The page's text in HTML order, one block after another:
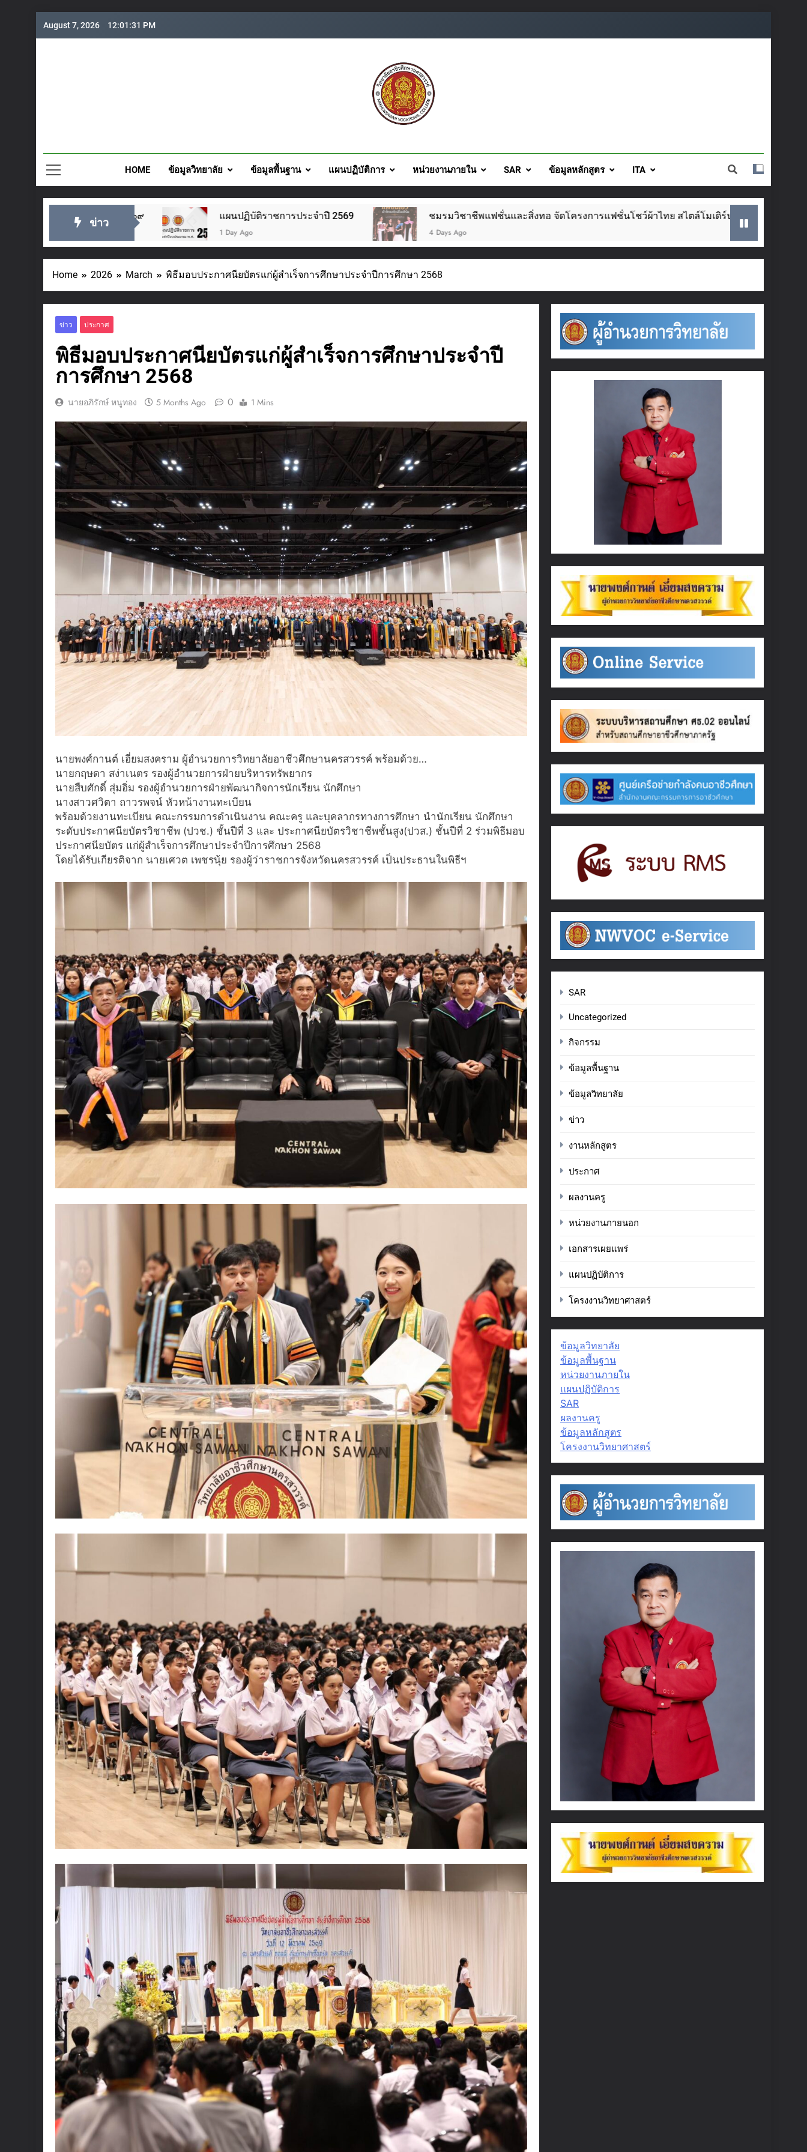
August 7, 2026 12:01:33 PM
HOME ข้อมูลวิทยาลัย ข้อมูลพื้นฐาน แผนปฏิบัติการ หน่วยงานภายใน SAR ข้อมูลหลักสูตร ITA
ข่าว
แผนปฏิบัติราชการประจำปี 2569 ชมรมวิชาชีพแฟชั่นและสิ่งทอ จัดโครงการแฟชั่นโชว์ผ้าไทย สไตล์โมเดิร์น วันที่ ๕ ส.ค. นี้ SAR ประจำปีการ
Home 2026 March พิธีมอบประกาศนียบัตรแก่ผู้สำเร็จการศึกษาประจำปีการศึกษา 2568
ข่าว ประกาศ
พิธีมอบประกาศนียบัตรแก่ผู้สำเร็จการศึกษาประจำปี
การศึกษา 2568
นายอภิรักษ์ หนูทอง 5 Months Ago 0 1 Mins
นายพงศ์กานต์ เอี่ยมสงคราม ผู้อำนวยการวิทยาลัยอาชีวศึกษานครสวรรค์ พร้อมด้วย…
นายกฤษดา สง่าเนตร รองผู้อำนวยการฝ่ายบริหารทรัพยากร
นายสืบศักดิ์ สุ่มอิ่ม รองผู้อำนวยการฝ่ายพัฒนากิจการนักเรียน นักศึกษา
นางสาวศวิตา ถาวรพจน์ หัวหน้างานทะเบียน
พร้อมด้วยงานทะเบียน คณะกรรมการดำเนินงาน คณะครู และบุคลากรทางการศึกษา นำนักเรียน นักศึกษา
ระดับประกาศนียบัตรวิชาชีพ (ปวช.) ชั้นปีที่ 3 และ ประกาศนียบัตรวิชาชีพชั้นสูง(ปวส.) ชั้นปีที่ 2 ร่วมพิธีมอบ
ประกาศนียบัตร แก่ผู้สำเร็จการศึกษาประจำปีการศึกษา 2568
โดยได้รับเกียรติจาก นายเศวต เพชรนุ้ย รองผู้ว่าราชการจังหวัดนครสวรรค์ เป็นประธานในพิธีฯ
SAR
Uncategorized
กิจกรรม
ข้อมูลพื้นฐาน
ข้อมูลวิทยาลัย
ข่าว
งานหลักสูตร
ประกาศ
ผลงานครู
หน่วยงานภายนอก
เอกสารเผยแพร่
แผนปฏิบัติการ
โครงงานวิทยาศาสตร์
ข้อมูลวิทยาลัย
ข้อมูลพื้นฐาน
หน่วยงานภายใน
แผนปฏิบัติการ
SAR
ผลงานครู
ข้อมูลหลักสูตร
โครงงานวิทยาศาสตร์